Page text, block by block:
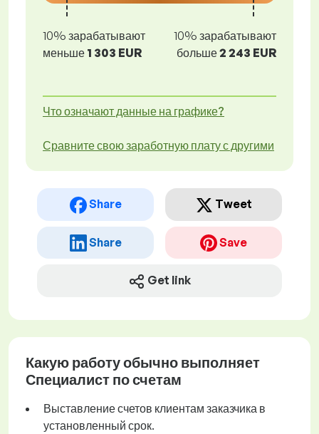
10% зарабатывают
меньше 1 303 EUR
10% зарабатывают
больше2 243 EUR
Что означают данные на графике?
Сравните свою заработную плату с другими
Share Tweet
Share Save
Get link
Какую работу обычно выполняет
Специалист по счетам
Выставление счетов клиентам заказчика в
установленный срок.